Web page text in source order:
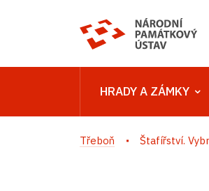
HRADY A ZÁMKY
Třeboň Štafířství.